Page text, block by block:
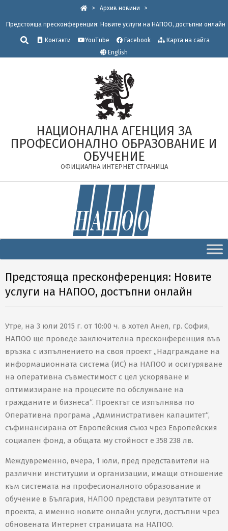
content
> Архив новини >
Предстояща пресконференция: Новите услуги на НАПОО, достъпни онлайн
Търсене
Контакти YouTube Facebook
Карта на сайта
English
НАЦИОНАЛНА АГЕНЦИЯ ЗА
ПРОФЕСИОНАЛНО ОБРАЗОВАНИЕ И
ОБУЧЕНИЕ
ОФИЦИАЛНА ИНТЕРНЕТ СТРАНИЦА
Navigation
Предстояща пресконференция: Новите
услуги на НАПОО, достъпни онлайн
Утре, на 3 юли 2015 г. от 10:00 ч. в хотел Анел, гр. София,
НАПОО ще проведе заключителна пресконференция във
връзка с изпълнението на своя проект „Надграждане на
информационната система (ИС) на НАПОО и осигуряване
на оперативна съвместимост с цел ускоряване и
оптимизиране на процесите по обслужване на
гражданите и бизнеса“. Проектът се изпълнява по
Оперативна програма „Административен капацитет“,
съфинансирана от Европейския съюз чрез Европейския
социален фонд, а общата му стойност е 358 238 лв.
Междувременно, вчера, 1 юли, пред представители на
различни институции и организации, имащи отношение
към системата на професионалното образование и
обучение в България, НАПОО представи резултатите от
проекта, а именно новите онлайн услуги, достъпни чрез
обновената Интернет страницата на НАПОО.